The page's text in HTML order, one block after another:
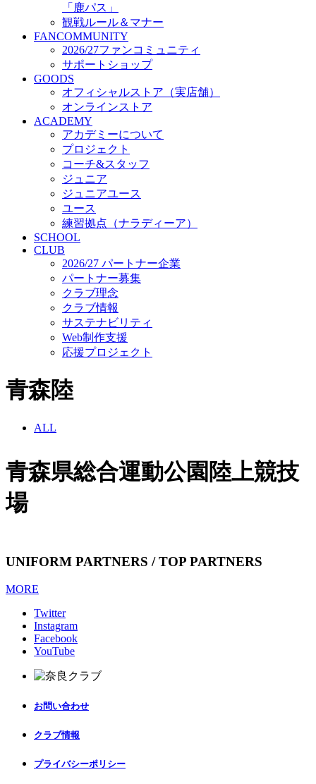
2026/27 パートナー企業
パートナー募集
クラブ理念
クラブ情報
サステナビリティ
Web制作支援
応援プロジェクト
「鹿パス」
観戦ルール＆マナー
FANCOMMUNITY
2026/27ファンコミュニティ
サポートショップ
GOODS
オフィシャルストア（実店舗）
オンラインストア
ACADEMY
アカデミーについて
プロジェクト
コーチ&スタッフ
ジュニア
ジュニアユース
ユース
練習拠点（ナラディーア）
SCHOOL
CLUB
2026/27 パートナー企業
パートナー募集
クラブ理念
クラブ情報
サステナビリティ
Web制作支援
応援プロジェクト
青森陸
ALL
青森県総合運動公園陸上競技
場
UNIFORM PARTNERS / TOP PARTNERS
MORE
Twitter
Instagram
Facebook
YouTube
お問い合わせ
クラブ情報
プライバシーポリシー